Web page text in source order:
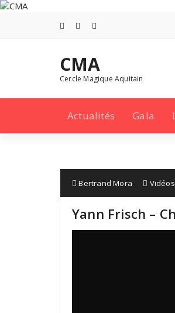
Aller
CMA
Cercle Magique Aquitain
Actualités Gala
Bertrand Mora Vidéos
Yann Frisch –